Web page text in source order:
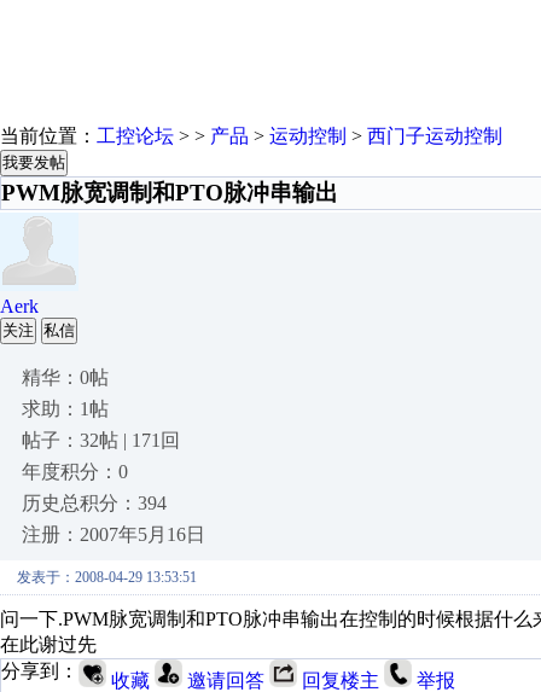
当前位置： 工控论坛 > > 产品 > 运动控制 > 西门子运动控制
我要发帖
PWM脉宽调制和PTO脉冲串输出
Aerk
关注 私信
精华：0帖
求助：1帖
帖子：32帖 | 171回
年度积分：0
历史总积分：394
注册：2007年5月16日
发表于：2008-04-29 13:53:51
问一下.PWM脉宽调制和PTO脉冲串输出在控制的时候根据什
在此谢过先
分享到：
收藏 邀请回答 回复楼主 举报